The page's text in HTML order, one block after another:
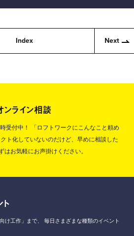
Index Next
ンライン相談
受付中！
「ロフトワークにこんなこと頼め
ト化していないのだけど、早めに相談した
はお気軽にお声掛けください。
け工作」まで、
毎日さまざまな種類のイベント